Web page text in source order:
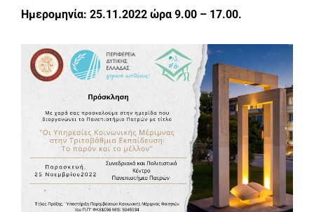
Ημερομηνία: 25.11.2022 ώρα 9.00 – 17.00.